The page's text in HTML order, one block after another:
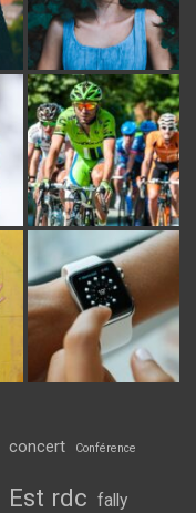
concert Conférence
Est rdc fally